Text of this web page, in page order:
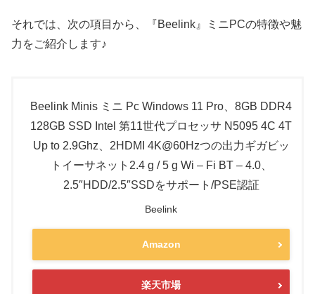
それでは、次の項目から、『Beelink』ミニPCの特徴や魅
力をご紹介します♪
Beelink Minis ミニ Pc Windows 11 Pro、8GB DDR4
128GB SSD Intel 第11世代プロセッサ N5095 4C 4T
Up to 2.9Ghz、2HDMI 4K@60Hzつの出力ギガビッ
トイーサネット2.4 g / 5 g Wi – Fi BT – 4.0、
2.5″HDD/2.5″SSDをサポート/PSE認証
Beelink
Amazon
楽天市場